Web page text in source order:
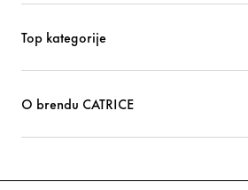
Top kategorije
O brendu CATRICE